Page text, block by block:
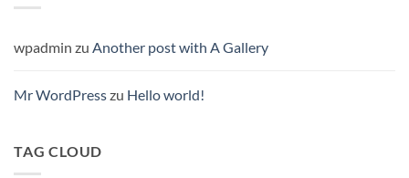
wpadmin zu Another post with A Gallery
Mr WordPresszu Hello world!
TAG CLOUD